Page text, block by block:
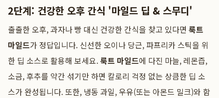
2단계: 건강한 오후 간식 '마일드 딥 & 스무디'
출출한 오후, 과자나 빵 대신 건강한 간식을 찾고 있다면 룩트
마일드가 정답입니다. 신선한 오이나 당근, 파프리카 스틱을 위
한 딥 소스로 활용해 보세요.룩트 마일드에 다진 마늘, 레몬즙,
소금, 후추를 약간 섞기만 하면 칼로리 걱정 없는 상큼한 딥 소
스가 완성됩니다. 또한, 냉동 과일, 우유(또는 아몬드 밀크)와 함